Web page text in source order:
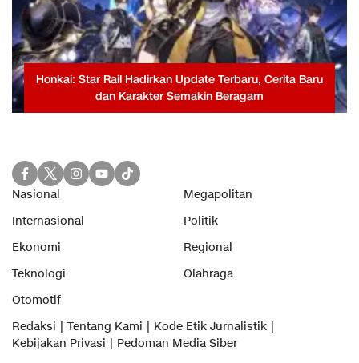
Honkai: Star Rail Hadirkan Update Terbaru, Cerita Baru
dan Karakter Semakin Beragam
Nasional
Megapolitan
Internasional
Politik
Ekonomi
Regional
Teknologi
Olahraga
Otomotif
Redaksi
Tentang Kami
Kode Etik Jurnalistik
Kebijakan Privasi
Pedoman Media Siber